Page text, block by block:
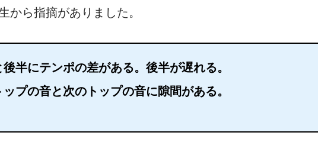
から指摘がありました。
半にテンポの差がある。後半が遅れる。
プの音と次のトップの音に隙間がある。